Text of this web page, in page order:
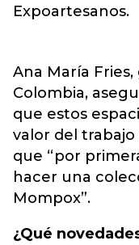
Expoartesanos.
Ana María
Colombia,
que estos
valor del
que “por
hacer una
Mompox”.
¿Qué